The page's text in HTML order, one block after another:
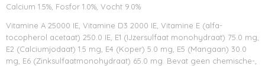
Calcium 1.5%, Fosfor 1.0%, Vocht 9.0%
Vitamine A 25000 IE, Vitamine D3 2000 IE, Vitamine E (alfa-
tocopherol acetaat) 250.0 IE, E1 (IJzersulfaat monohydraat) 75.0 mg,
E2 (Calciumjodaat) 1.5 mg, E4 (Koper) 5.0 mg, E5 (Mangaan) 30.0
mg, E6 (Zinksulfaatmonohydraat) 65.0 mg. Bevat geen chemische-,